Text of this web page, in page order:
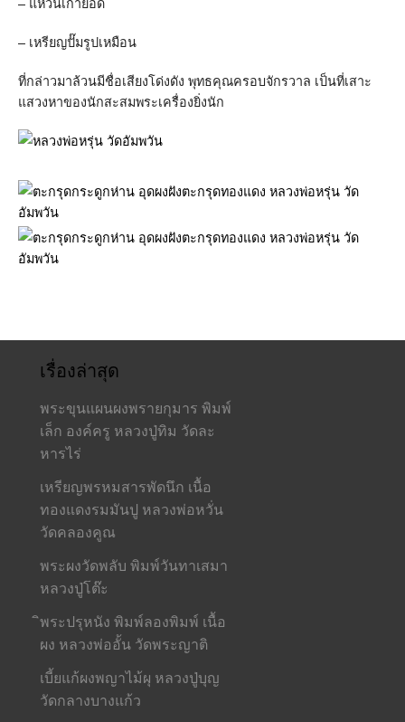
– เหรียญปั๊มรูปเหมือน
ที่กล่าวมาล้วนมีชื่อเสียงโด่งดัง พุทธคุณครอบจักรวาล เป็นที่เสาะ
แสวงหาของนักสะสมพระเครื่องยิ่งนัก
เรื่องล่าสุด
พระขุนแผนผงพรายกุมาร พิมพ์
เล็ก องค์ครู หลวงปู่ทิม วัดละ
หารไร่
เหรียญพรหมสารพัดนึก เนื้อ
ทองแดงรมมันปู หลวงพ่อหวั่น
วัดคลองคูณ
พระผงวัดพลับ พิมพ์วันทาเสมา
หลวงปู่โต๊ะ
ิพระปรุหนัง พิมพ์ลองพิมพ์ เนื้อ
ผง หลวงพ่ออั้น วัดพระญาติ
เบี้ยแก้ผงพญาไม้ผุ หลวงปู่บุญ
วัดกลางบางแก้ว